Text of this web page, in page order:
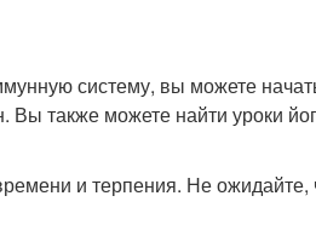
систему, вы можете
Вы также можете найти уроки
и терпения. Не